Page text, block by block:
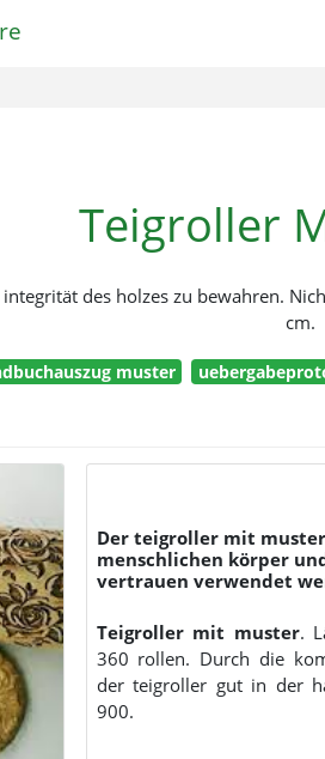
Teigroller
des holzes zu bewahren.
cm.
muster
Der teigroller mit
menschlichen körper
vertrauen verwendet
Teigroller mit muster. Lässt sich einfach um
360 rollen. Durch die komfortablen griffe liegt
der teigroller gut in der hand. 49 0
900.